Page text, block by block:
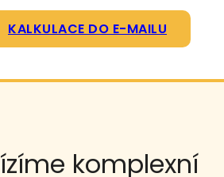
KALKULACE DO E-MAILU
komplexní